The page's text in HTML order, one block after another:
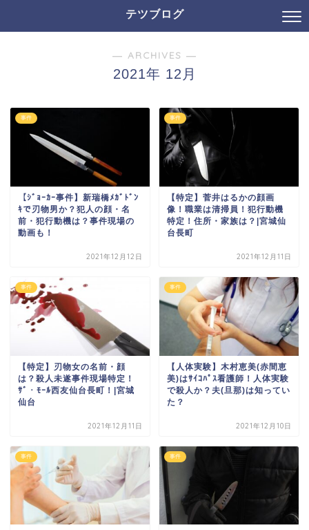
テツブログ
― ARCHIVES ―
2021年 12月
事件
【ｼﾞｮｰｶｰ事件】新瑞橋ﾒｶﾞﾄﾞﾝ
ｷで刃物男か？犯人の顔・名
前・犯行動機は？事件現場の
動画も！
2021年12月12日
事件
【特定】菅井はるかの顔画
像！職業は清掃員！犯行動機
特定！住所・家族は？|宮城仙
台長町
2021年12月11日
事件
【特定】刃物女の名前・顔
は？殺人未遂事件現場特定！
ｻﾞ・ﾓｰﾙ西友仙台長町！|宮城
仙台
2021年12月11日
事件
【人体実験】木村恵美(赤間恵
美)はｻｲｺﾊﾟｽ看護師！人体実験
で殺人か？夫(旦那)は知ってい
た？
2021年12月10日
事件 事件